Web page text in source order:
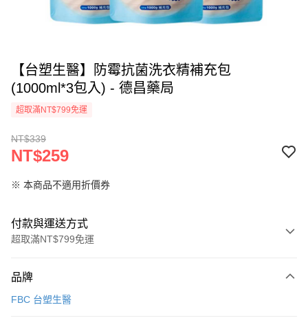
【台塑生醫】防霉抗菌洗衣精補充包
(1000ml*3包入) - 德昌藥局
超取滿NT$799免運
NT$339
NT$259
※ 本商品不適用折價券
付款與運送方式
超取滿NT$799免運
信用卡一次付款
品牌
FBC 台塑生醫